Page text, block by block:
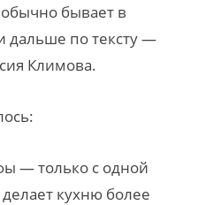
обычно бывает в
дальше по тексту —
Климова.
— только с одной
делает кухню более